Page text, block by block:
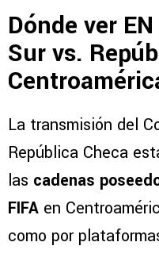
Dónde ver
Sur vs.
La transmisión del
República Checa
las cadenas
FIFA en
como por